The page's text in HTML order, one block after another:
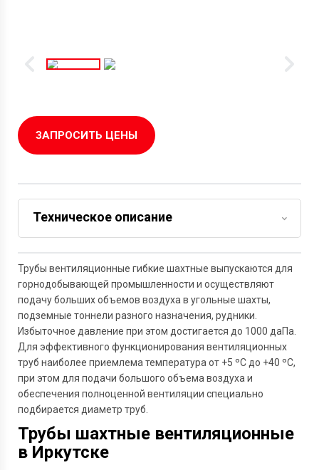
ЗАПРОСИТЬ ЦЕНЫ
Техническое описание
Задать вопрос
Трубы вентиляционные гибкие шахтные выпускаются для
горнодобывающей промышленности и осуществляют
подачу больших объемов воздуха в угольные шахты,
подземные тоннели разного назначения, рудники.
Избыточное давление при этом достигается до 1000 даПа.
Для эффективного функционирования вентиляционных
труб наиболее приемлема температура от +5 ºС до +40 ºС,
при этом для подачи большого объема воздуха и
обеспечения полноценной вентиляции специально
подбирается диаметр труб.
Трубы шахтные вентиляционные
в Иркутске